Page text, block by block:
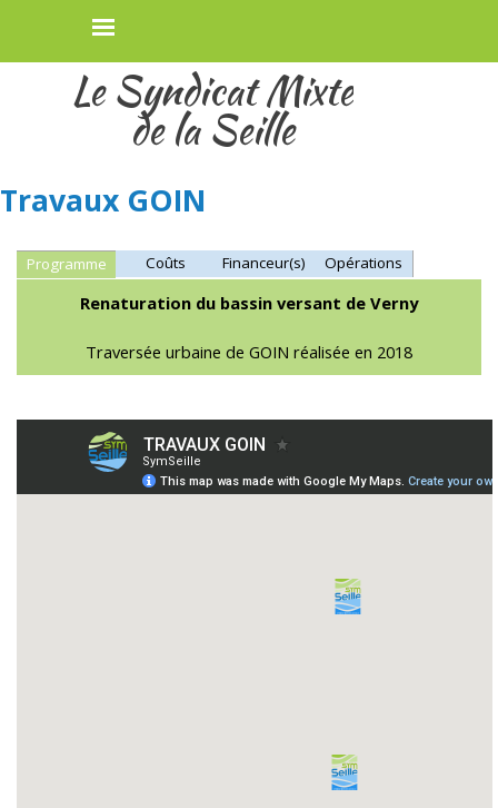
Le Syndicat Mixte
de la Seille
Travaux GOIN
Programme Coûts Financeur(s) Opérations
Renaturation du bassin versant de Verny
Traversée urbaine de GOIN réalisée en 2018